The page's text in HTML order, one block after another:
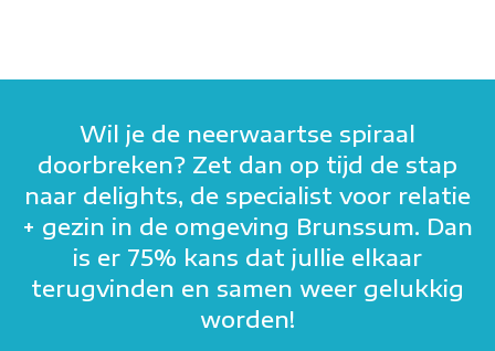
Wil je de neerwaartse spiraal
doorbreken? Zet dan op tijd de stap
naar delights, de specialist voor relatie
+ gezin in de omgeving Brunssum. Dan
is er 75% kans dat jullie elkaar
terugvinden en samen weer gelukkig
worden!